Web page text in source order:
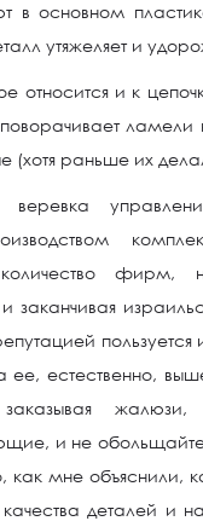
в основном
утяжеляет и
относится и к
ламели
(хотя раньше их
веревка
фирм,
заканчивая
пользуется
ее, естественно,
жалюзи,
и не
как мне объяснили,
качества деталей и